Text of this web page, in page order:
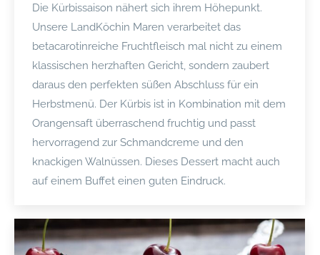
Die Kürbissaison nähert sich ihrem Höhepunkt.
Unsere LandKöchin Maren verarbeitet das
betacarotinreiche Fruchtfleisch mal nicht zu einem
klassischen herzhaften Gericht, sondern zaubert
daraus den perfekten süßen Abschluss für ein
Herbstmenü. Der Kürbis ist in Kombination mit dem
Orangensaft überraschend fruchtig und passt
hervorragend zur Schmandcreme und den
knackigen Walnüssen. Dieses Dessert macht auch
auf einem Buffet einen guten Eindruck.